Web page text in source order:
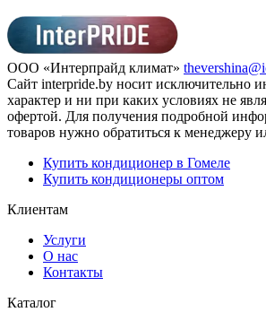
ООО «Интерпрайд климат»
Сайт interpride.by носит исключительно
характер и ни при каких условиях не
офертой. Для получения подробной
товаров нужно обратиться к менеджеру
Купить кондиционер в Гомеле
Купить кондиционеры оптом
Клиентам
Услуги
О нас
Контакты
Каталог